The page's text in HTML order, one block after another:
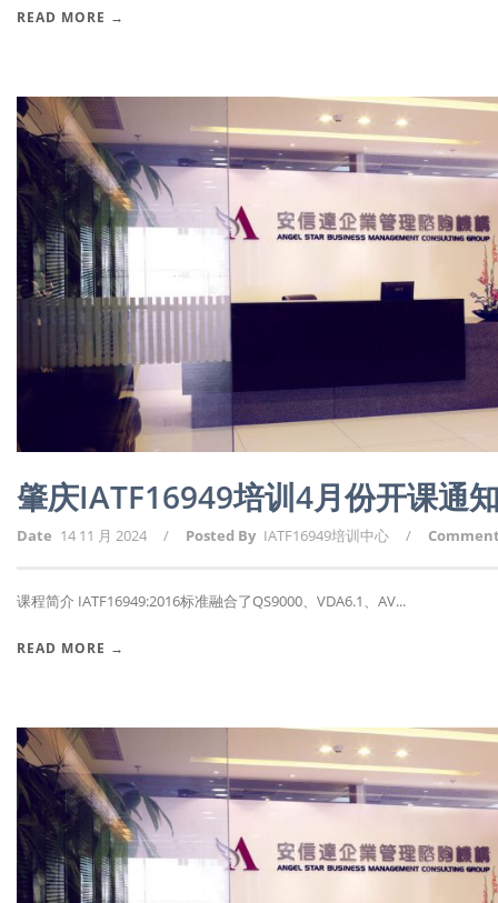
READ MORE →
肇庆IATF16949培训4月份开课通
Date 14 11 月 2024 / Posted By IATF16949培训中心 /
课程简介 IATF16949:2016标准融合了QS9000、VDA6.1、AV...
READ MORE →